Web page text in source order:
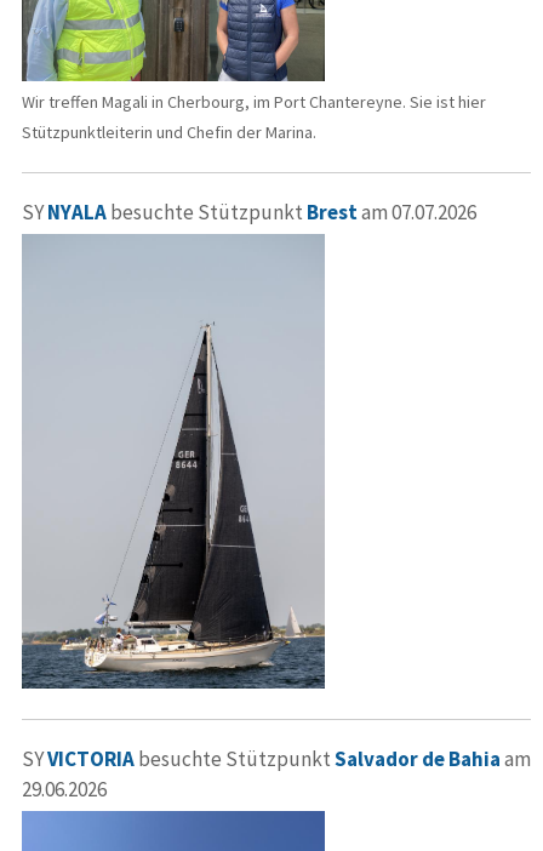
Wir treffen Magali in Cherbourg, im Port Chantereyne. Sie ist hier
Stützpunktleiterin und Chefin der Marina.
SYNYALAbesuchte Stützpunkt Brestam 07.07.2026
SYVICTORIAbesuchte StützpunktSalvador de Bahiaam
29.06.2026